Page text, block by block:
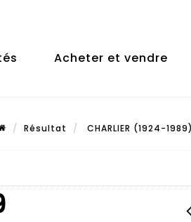
Acheter et vendre
Résultat
CHARLIER (1924-